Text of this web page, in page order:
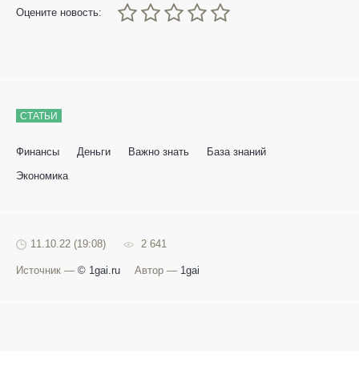
Оцените новость:
0
1 3 4 5
СТАТЬИ
Финансы Деньги Важно знать
База знаний
Экономика
11.10.22 (19:08) 2 641
Источник — © 1gai.ru Автор — 1gai